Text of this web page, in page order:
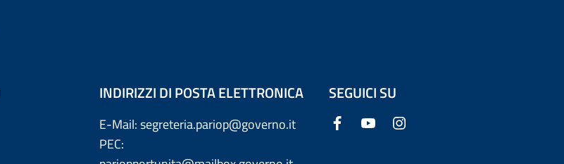
INDIRIZZI DI POSTA ELETTRONICA
E-Mail: segreteria.pariop@governo.it
PEC:
SEGUICI SU